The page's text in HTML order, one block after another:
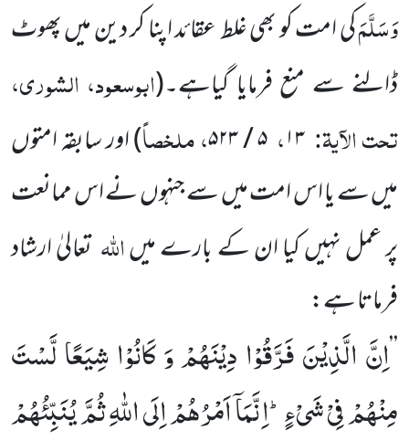
وَسَلَّمَکی امت کو بھی غلط عقائد اپنا کر دین میں پھوٹ
ڈالنے سے منع فرمایا گیاہے۔(ابوسعود، الشوری،
تحت الآیۃ: ۱۳، ۵ / ۵۲۳ ، ملخصاً)اور سابقہ امتوں
میں سے یا اس امت میں سے جنہوں نے اس ممانعت
پر عمل نہیں کیا ان کے بارے میںاللہتعالیٰ ارشاد
فرماتا ہے:
’’اِنَّ الَّذِیْنَ فَرَّقُوْا دِیْنَهُمْ وَ كَانُوْا شِیَعًا لَّسْتَ
مِنْهُمْ فِیْ شَیْءٍؕ-اِنَّمَاۤ اَمْرُهُمْ اِلَى اللّٰهِ ثُمَّ یُنَبِّئُهُمْ